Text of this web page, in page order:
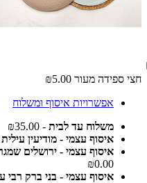
חצי ספידה מעור ₪5.00
אפשרויות איסוף ומשלוח
משלוח עד לבית - ₪35.00
איסוף עצמי - מודיעין עילית רשבי 7
איסוף עצמי - ירושלים שמגר 27 קניון שמגר סנטר 02-
₪0.00
איסוף עצמי - בני ברק רבי עקיבא 107